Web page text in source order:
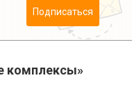
Подписаться